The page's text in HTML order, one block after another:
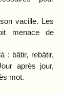
vacille. Les
menace de
: bâtir, rebâtir,
après jour,
mot.